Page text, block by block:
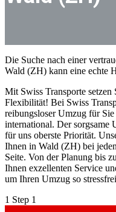
Die Suche nach einer
Wald (ZH) kann eine echte
Mit Swiss Transporte
Flexibilität! Bei Swiss
reibungsloser Umzug für
international. Der sorgsame
für uns oberste Priorität.
Ihnen in Wald (ZH) bei
Seite. Von der Planung bis
Ihnen exzellenten Service
um Ihren Umzug so
1 Step 1